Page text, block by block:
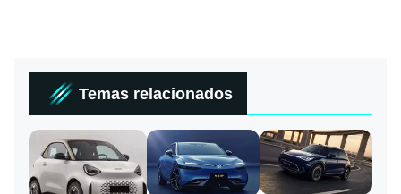
Temas relacionados